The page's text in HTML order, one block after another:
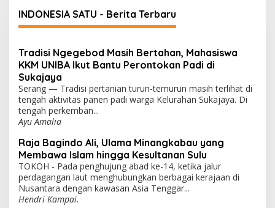
INDONESIA SATU - Berita Terbaru
Tradisi Ngegebod Masih Bertahan, Mahasiswa
KKM UNIBA Ikut Bantu Perontokan Padi di
Sukajaya
Serang — Tradisi pertanian turun-temurun masih terlihat di
tengah aktivitas panen padi warga Kelurahan Sukajaya. Di
tengah perkemban...
Ayu Amalia
Raja Bagindo Ali, Ulama Minangkabau yang
Membawa Islam hingga Kesultanan Sulu
TOKOH - Pada penghujung abad ke-14, ketika jalur
perdagangan laut menghubungkan berbagai kerajaan di
Nusantara dengan kawasan Asia Tenggar...
Hendri Kampai.